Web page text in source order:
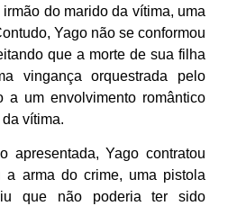
do marido da vítima, uma
Yago não se conformou
que a morte de sua filha
vingança orquestrada pelo
a um envolvimento romântico
vítima.
apresentada, Yago contratou
a arma do crime, uma pistola
que não poderia ter sido